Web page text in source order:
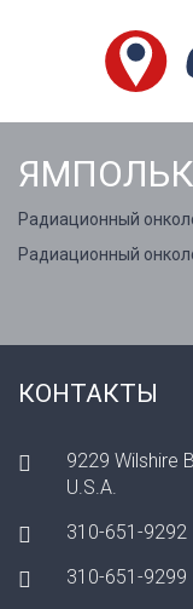
Радиационный
Радиационный
КОНТАКТЫ
9229 Wilshire
U.S.A.
310-651-9292
310-651-9299